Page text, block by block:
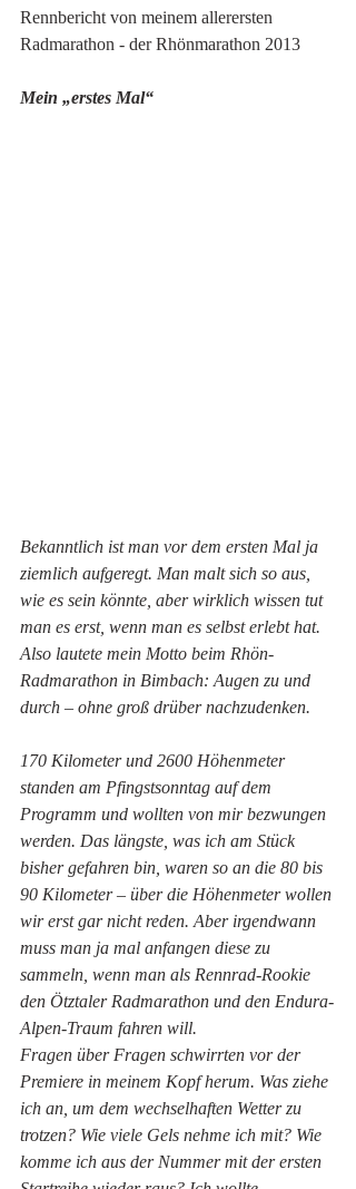
Rennbericht von meinem allerersten
Radmarathon - der Rhönmarathon 2013
Mein „erstes Mal“
Bekanntlich ist man vor dem ersten Mal ja
ziemlich aufgeregt. Man malt sich so aus,
wie es sein könnte, aber wirklich wissen tut
man es erst, wenn man es selbst erlebt hat.
Also lautete mein Motto beim Rhön-
Radmarathon in Bimbach: Augen zu und
durch – ohne groß drüber nachzudenken.
170 Kilometer und 2600 Höhenmeter
standen am Pfingstsonntag auf dem
Programm und wollten von mir bezwungen
werden. Das längste, was ich am Stück
bisher gefahren bin, waren so an die 80 bis
90 Kilometer – über die Höhenmeter wollen
wir erst gar nicht reden. Aber irgendwann
muss man ja mal anfangen diese zu
sammeln, wenn man als Rennrad-Rookie
den Ötztaler Radmarathon und den Endura-
Alpen-Traum fahren will.
Fragen über Fragen schwirrten vor der
Premiere in meinem Kopf herum. Was ziehe
ich an, um dem wechselhaften Wetter zu
trotzen? Wie viele Gels nehme ich mit? Wie
komme ich aus der Nummer mit der ersten